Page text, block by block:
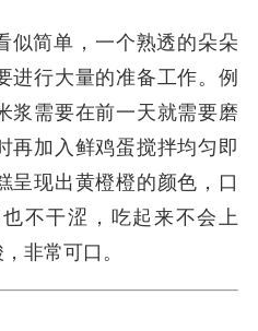
似简单，一个熟透的朵朵
进行大量的准备工作。例
浆需要在前一天就需要磨
再加入鲜鸡蛋搅拌均匀即
呈现出黄橙橙的颜色，口
不干涩，吃起来不会上
非常可口。